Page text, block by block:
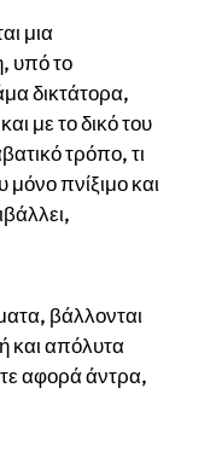
μια
υπό το
δικτάτορα,
με το δικό του
τρόπο, τι
πνίξιμο και
βάλλονται
και απόλυτα
αφορά άντρα,